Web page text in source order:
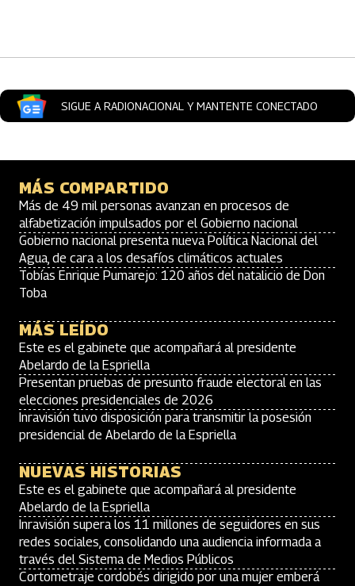
SIGUE A RADIONACIONAL Y MANTENTE CONECTADO
MÁS COMPARTIDO
Más de 49 mil personas avanzan en procesos de
alfabetización impulsados por el Gobierno nacional
Gobierno nacional presenta nueva Política Nacional del
Agua, de cara a los desafíos climáticos actuales
Tobías Enrique Pumarejo: 120 años del natalicio de Don
Toba
MÁS LEÍDO
Este es el gabinete que acompañará al presidente
Abelardo de la Espriella
Presentan pruebas de presunto fraude electoral en las
elecciones presidenciales de 2026
Inravisión tuvo disposición para transmitir la posesión
presidencial de Abelardo de la Espriella
NUEVAS HISTORIAS
Este es el gabinete que acompañará al presidente
Abelardo de la Espriella
Inravisión supera los 11 millones de seguidores en sus
redes sociales, consolidando una audiencia informada a
través del Sistema de Medios Públicos
Cortometraje cordobés dirigido por una mujer emberá